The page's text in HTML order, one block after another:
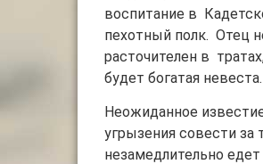
воспитание в
пехотный полк. Отец
расточителен в
будет богатая невеста.
Неожиданное
угрызения совести за
незамедлительно